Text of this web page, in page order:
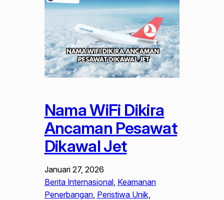
Nama WiFi Dikira
Ancaman Pesawat
Dikawal Jet
Januari 27, 2026
Berita Internasional, Keamanan
Penerbangan, Peristiwa Unik